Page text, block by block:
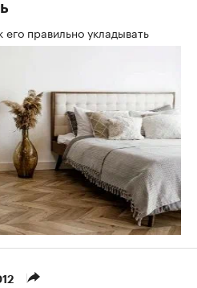
правильно укладывать